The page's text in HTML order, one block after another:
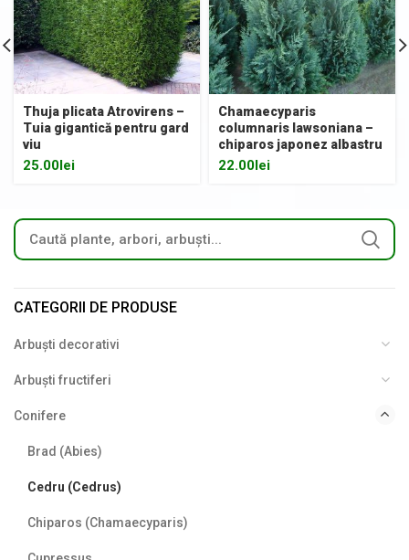
Thuja plicata Atrovirens –
Tuia gigantică pentru gard
viu
25.00 lei
Chamaecyparis
columnaris lawsoniana –
chiparos japonez albastru
22.00 lei
CATEGORII DE PRODUSE
Arbuști decorativi
Arbuști fructiferi
Conifere
Brad (Abies)
Cedru (Cedrus)
Chiparos (Chamaecyparis)